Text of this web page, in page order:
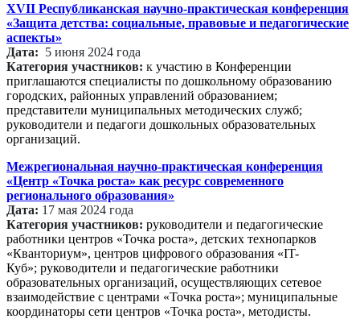
XVII Республиканская научно-практическая конференция
«Защита детства: социальные, правовые и педагогические
аспекты»
Дата: 5 июня 2024 года
Категория участников: к участию в Конференции
приглашаются специалисты по дошкольному образованию
городских, районных управлений образованием;
представители муниципальных методических служб;
руководители и педагоги дошкольных образовательных
организаций.
Межрегиональная научно-практическая конференция
«Центр «Точка роста» как ресурс современного
регионального образования»
Дата: 17 мая 2024 года
Категория участников: руководители и педагогические
работники центров «Точка роста», детских технопарков
«Кванториум», центров цифрового образования «IT-
Куб»; руководители и педагогические работники
образовательных организаций, осуществляющих сетевое
взаимодействие с центрами «Точка роста»; муниципальные
координаторы сети центров «Точка роста», методисты.